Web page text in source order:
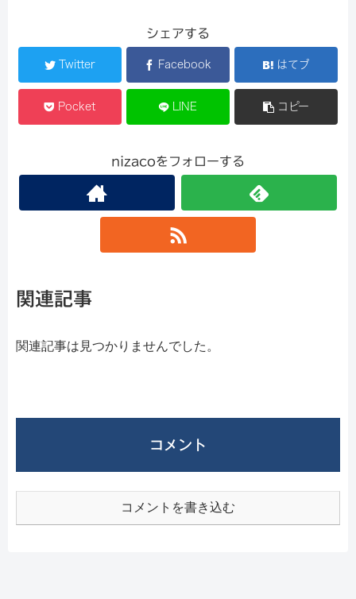
シェアする
Twitter Facebook はてブ
Pocket LINE コピー
nizacoをフォローする
関連記事
関連記事は見つかりませんでした。
コメント
コメントを書き込む